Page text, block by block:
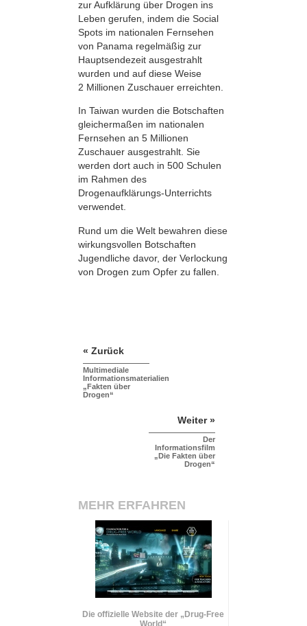
zur Aufklärung über Drogen ins
Leben gerufen, indem die Social
Spots im nationalen Fernsehen
von Panama regelmäßig zur
Hauptsendezeit ausgestrahlt
wurden und auf diese Weise
2 Millionen Zuschauer erreichten.
In Taiwan wurden die Botschaften
gleichermaßen im nationalen
Fernsehen an 5 Millionen
Zuschauer ausgestrahlt. Sie
werden dort auch in 500 Schulen
im Rahmen des
Drogenaufklärungs-Unterrichts
verwendet.
Rund um die Welt bewahren diese
wirkungsvollen Botschaften
Jugendliche davor, der Verlockung
von Drogen zum Opfer zu fallen.
« Zurück
Multimediale
Informationsmaterialien
„Fakten über
Drogen“
Weiter »
Der
Informationsfilm
„Die Fakten über
Drogen“
MEHR ERFAHREN
Die offizielle Website der „Drug-Free
World“